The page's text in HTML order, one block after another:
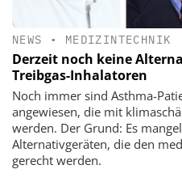
NEWS • MEDIZINTECHNIK
Derzeit noch keine
Treibgas-Inhalatoren
Noch immer sind Asthma-
angewiesen, die mit
werden. Der Grund: Es
Alternativgeräten, die den
gerecht werden.